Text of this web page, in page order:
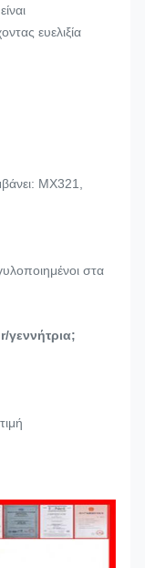
ευελιξία
MX321,
στα
γεννήτρια;